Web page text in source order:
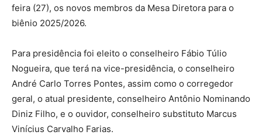
feira (27), os novos membros da Mesa Diretora para o
biênio 2025/2026.
Para presidência foi eleito o conselheiro Fábio Túlio
Nogueira, que terá na vice-presidência, o conselheiro
André Carlo Torres Pontes, assim como o corregedor
geral, o atual presidente, conselheiro Antônio Nominando
Diniz Filho, e o ouvidor, conselheiro substituto Marcus
Vinícius Carvalho Farias.